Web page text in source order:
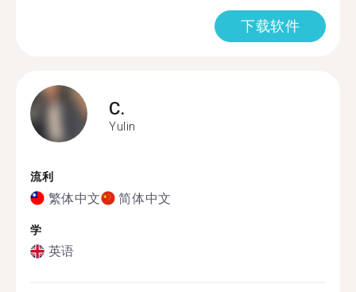
下载软件
C.
Yulin
流利
繁体中文 简体中文
学
英语